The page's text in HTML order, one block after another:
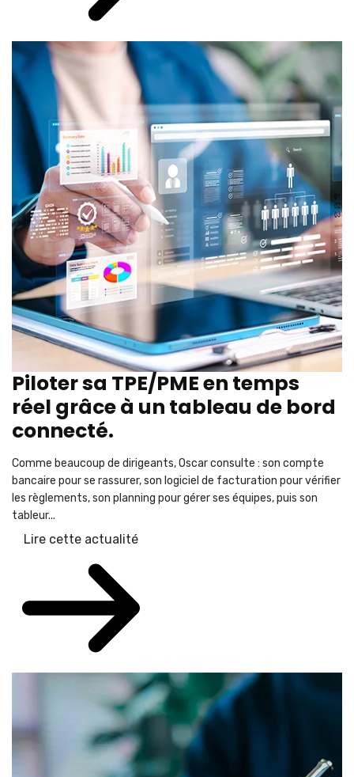
Piloter sa TPE/PME en temps
réel grâce à un tableau de bord
connecté.
Comme beaucoup de dirigeants, Oscar consulte : son compte
bancaire pour se rassurer, son logiciel de facturation pour vérifier
les règlements, son planning pour gérer ses équipes, puis son
tableur...
Lire cette actualité